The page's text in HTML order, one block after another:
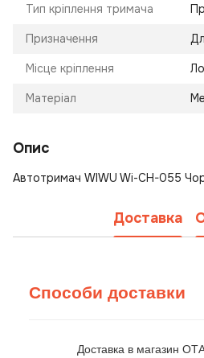
Тип кріплення тримача
Призначення
Місце кріплення
Матеріал
Опис
Автотримач WIWU Wi-CH-055
Доставка
Способи доставки
Доставка в магазин